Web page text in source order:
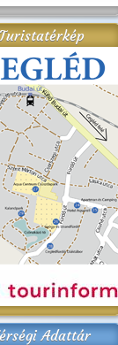
Turistatérkép
Adattár